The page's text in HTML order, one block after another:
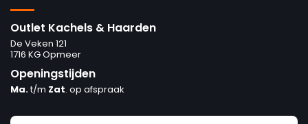
Outlet Kachels & Haarden
De Veken 121
1716 KG Opmeer
Openingstijden
Ma.t/m Zat. op afspraak